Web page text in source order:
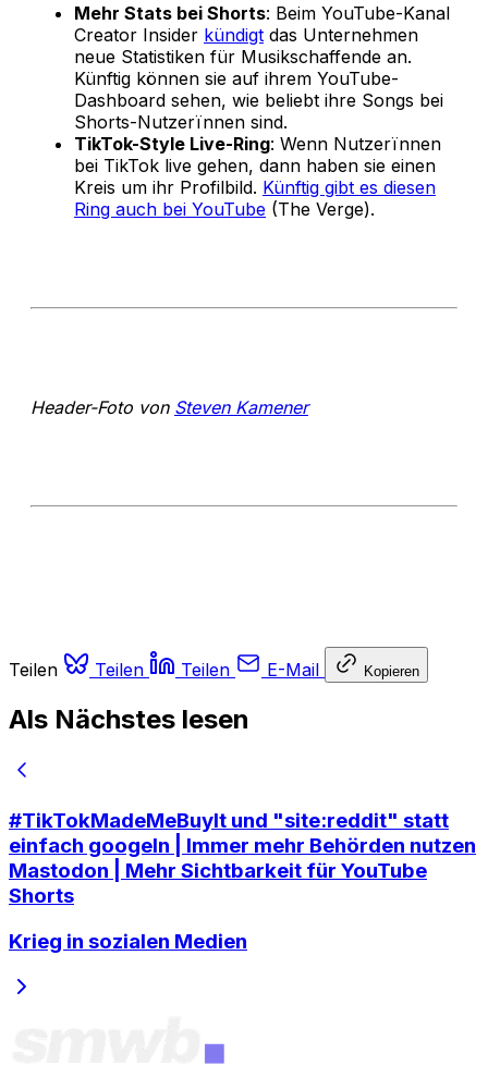
Mehr Stats bei Shorts: Beim YouTube-Kanal
Creator Insider kündigt das Unternehmen
neue Statistiken für Musikschaffende an.
Künftig können sie auf ihrem YouTube-
Dashboard sehen, wie beliebt ihre Songs bei
Shorts-Nutzerïnnen sind.
TikTok-Style Live-Ring: Wenn Nutzerïnnen
bei TikTok live gehen, dann haben sie einen
Kreis um ihr Profilbild. Künftig gibt es diesen
Ring auch bei YouTube (The Verge).
Header-Foto von Steven Kamener
Teilen Teilen Teilen E-Mail Kopieren
Als Nächstes lesen
#TikTokMadeMeBuyIt und "site:reddit" statt
einfach googeln | Immer mehr Behörden nutzen
Mastodon | Mehr Sichtbarkeit für YouTube
Shorts
Krieg in sozialen Medien